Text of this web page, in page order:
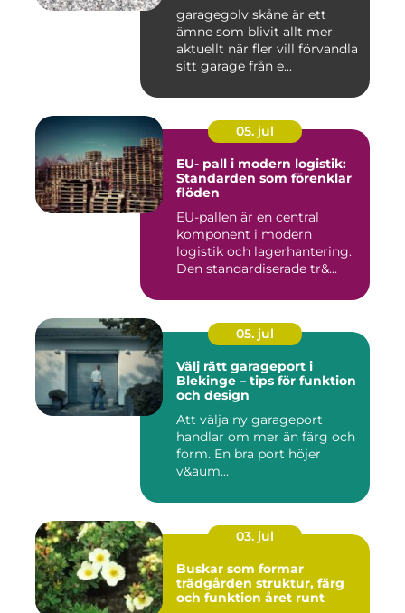
garagegolv skåne är ett
ämne som blivit allt mer
aktuellt när fler vill förvandla
sitt garage från e...
05. jul
EU- pall i modern logistik:
Standarden som förenklar
flöden
EU-pallen är en central
komponent i modern
logistik och lagerhantering.
Den standardiserade tr&...
05. jul
Välj rätt garageport i
Blekinge – tips för funktion
och design
Att välja ny garageport
handlar om mer än färg och
form. En bra port höjer
v&aum...
03. jul
Buskar som formar
trädgården struktur, färg
och funktion året runt